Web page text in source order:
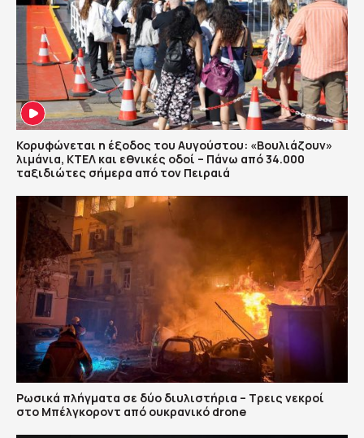
Κορυφώνεται η έξοδος του Αυγούστου: «Βουλιάζουν»
λιμάνια, ΚΤΕΛ και εθνικές οδοί – Πάνω από 34.000
ταξιδιώτες σήμερα από τον Πειραιά
Ρωσικά πλήγματα σε δύο διυλιστήρια – Τρεις νεκροί
στο Μπέλγκοροντ από ουκρανικό drone